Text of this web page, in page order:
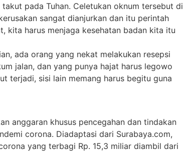
pada Tuhan. Celetukan oknum tersebut di
sangat dianjurkan dan itu perintah
kita harus menjaga kesehatan badan kita itu
ada orang yang nekat melakukan resepsi
jalan, dan yang punya hajat harus legowo
terjadi, sisi lain memang harus begitu guna
anggaran khusus pencegahan dan tindakan
corona. Diadaptasi dari Surabaya.com,
yang terbagi Rp. 15,3 miliar diambil dari